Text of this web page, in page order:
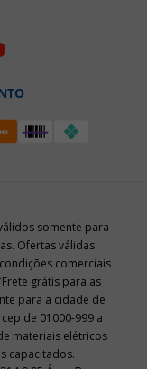
somente para
Ofertas válidas
comerciais
grátis para as
para a cidade de
de 01000-999 a
materiais elétricos
capacitados.